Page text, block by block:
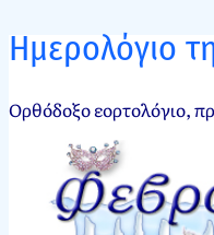
Ημερολόγιο
Ορθόδοξο εορτολόγιο,